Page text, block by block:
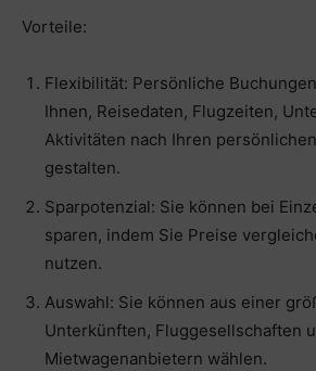
Vorteile:
Flexibilität: Persönliche
Ihnen, Reisedaten, Flugzeiten,
Aktivitäten nach Ihren
gestalten.
Sparpotenzial: Sie können bei
sparen, indem Sie Preise
nutzen.
Auswahl: Sie können aus einer
Unterkünften, Fluggesellschaften
Mietwagenanbietern wählen.